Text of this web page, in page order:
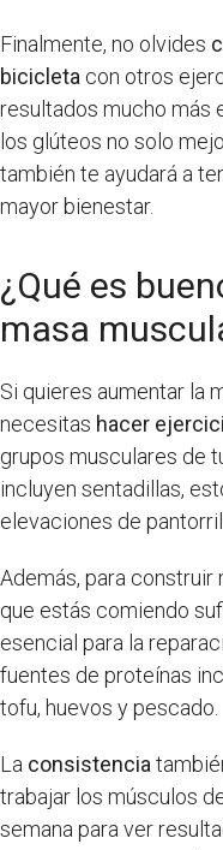
Finalmente, no olvides
bicicleta con otros
resultados mucho más
los glúteos no solo
también te ayudará a
mayor bienestar.
¿Qué es
masa
Si quieres aumentar la
necesitas hacer
grupos musculares de
incluyen sentadillas,
elevaciones de
Además, para construir
que estás comiendo
esencial para la
fuentes de proteínas
tofu, huevos y pescado.
La consistencia
trabajar los músculos
semana para ver